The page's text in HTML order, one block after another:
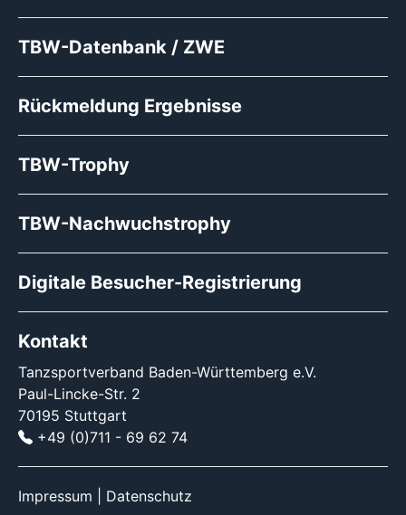
TBW-Datenbank / ZWE
Rückmeldung Ergebnisse
TBW-Trophy
TBW-Nachwuchstrophy
Digitale Besucher-Registrierung
Kontakt
Tanzsportverband Baden-Württemberg e.V.
Paul-Lincke-Str. 2
70195 Stuttgart
+49 (0)711 - 69 62 74
Impressum Datenschutz